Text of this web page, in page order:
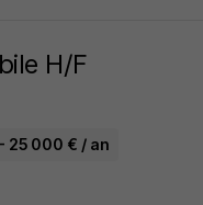
H/F
25 000 € / an